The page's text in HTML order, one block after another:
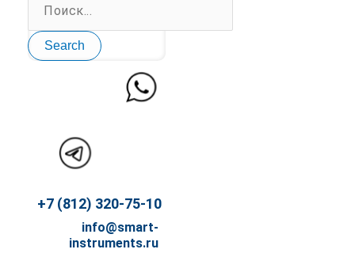
Search
+7 (812) 320-75-10
info@smart-
instruments.ru